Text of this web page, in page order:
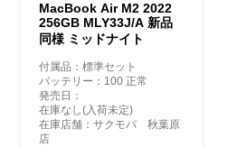
MacBook Air M2 2022
256GB MLY33J/A 新品
同様 ミッドナイト
付属品：標準セット
バッテリー：100 正常
発売日：
在庫なし(入荷未定)
在庫店舗：サクモバ 秋葉原
店